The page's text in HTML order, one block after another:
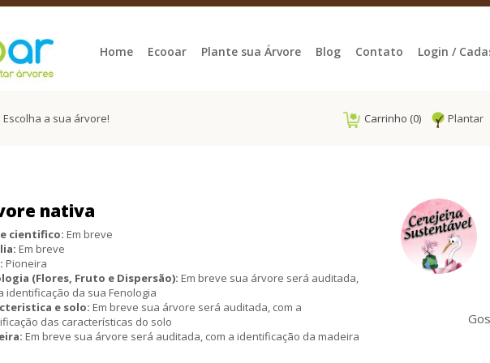
Home Ecooar Plante sua Árvore Blog Contato Login /
. Escolha a sua árvore! Carrinho (0) Plantar
nativa
cientifico: Em breve
Em breve
Pioneira
(Flores, Fruto e Dispersão): Em breve sua árvore será auditada,
identificação da sua Fenologia
e solo: Em breve sua árvore será auditada, com a
das características do solo
Em breve sua árvore será auditada, com a identificação da madeira